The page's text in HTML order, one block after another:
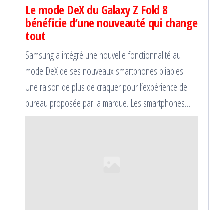
Le mode DeX du Galaxy Z Fold 8
bénéficie d’une nouveauté qui change
tout
Samsung a intégré une nouvelle fonctionnalité au
mode DeX de ses nouveaux smartphones pliables.
Une raison de plus de craquer pour l’expérience de
bureau proposée par la marque. Les smartphones…